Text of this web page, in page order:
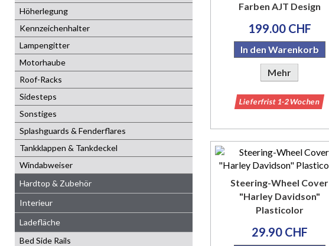
Höherlegung
Kennzeichenhalter
Lampengitter
Motorhaube
Roof-Racks
Sidesteps
Sonstiges
Splashguards & Fenderflares
Tankklappen & Tankdeckel
Windabweiser
Hardtop & Zubehör
Interieur
Ladefläche
Bed Side Rails
Farben AJT Design
199.00 CHF
In den Warenkorb
Mehr
Lieferfrist 1-2 Wochen
Steering-Wheel Cover
"Harley Davidson"
Plasticolor
29.90 CHF